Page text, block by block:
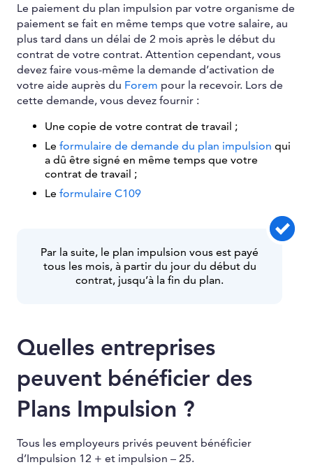
Le paiement du plan impulsion par votre organisme de
paiement se fait en même temps que votre salaire, au
plus tard dans un délai de 2 mois après le début du
contrat de votre contrat. Attention cependant, vous
devez faire vous-même la demande d’activation de
votre aide auprès du Forem pour la recevoir. Lors de
cette demande, vous devez fournir :
Une copie de votre contrat de travail ;
Le formulaire de demande du plan impulsion qui
a dû être signé en même temps que votre
contrat de travail ;
Le formulaire C109
Par la suite, le plan impulsion vous est payé
tous les mois, à partir du jour du début du
contrat, jusqu’à la fin du plan.
Quelles entreprises
peuvent bénéficier des
Plans Impulsion ?
Tous les employeurs privés peuvent bénéficier
d’Impulsion 12 + et impulsion – 25.